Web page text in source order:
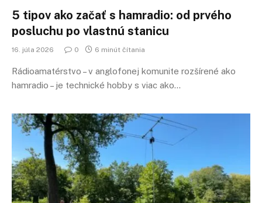
5 tipov ako začať s hamradio: od prvého
posluchu po vlastnú stanicu
16. júla 2026 0 6 minút čítania
Rádioamatérstvo – v anglofonej komunite rozšírené ako
hamradio – je technické hobby s viac ako…